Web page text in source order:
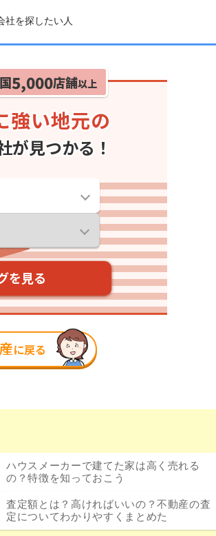
社を探したい人
ハウスメーカーで建てた家は高く売れる
の？特徴を知っておこう
査定額とは？高ければいいの？不動産の査
定についてわかりやすくまとめた